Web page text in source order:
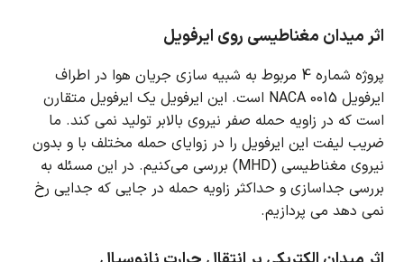
اثر میدان مغناطیسی روی ایرفویل
پروژه شماره 4 مربوط به شبیه سازی جریان هوا در اطراف
ایرفویل NACA 0015 است.
این ایرفویل یک ایرفویل متقارن
است که در زاویه حمله صفر نیروی بالابر تولید نمی کند. ما
ضریب لیفت این ایرفویل را در زوایای حمله مختلف با و بدون
نیروی مغناطیسی (MHD) بررسی می‌کنیم.
در این مسئله به
بررسی جداسازی و حداکثر زاویه حمله در جایی که جدایی رخ
نمی دهد می پردازیم.